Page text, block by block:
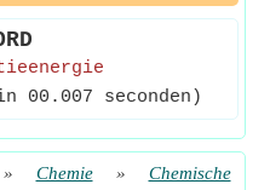
00.007 seconden)
» Chemie »
Chemische